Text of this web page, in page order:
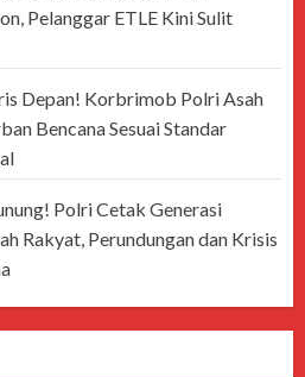
Pelanggar ETLE Kini Sulit
Depan! Korbrimob Polri Asah
Bencana Sesuai Standar
Polri Cetak Generasi
Rakyat, Perundungan dan Krisis